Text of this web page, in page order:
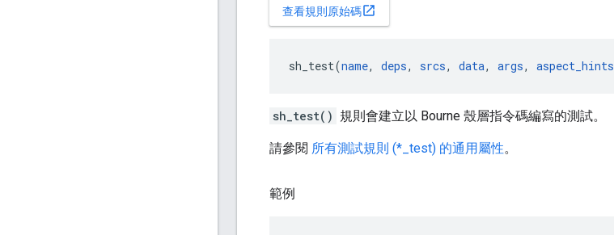
查看規則原始碼open_in_new
sh_test(name, deps, srcs, data, args, aspect_hints
sh_test() 規則會建立以 Bourne 殼層指令碼編寫的測試。
請參閱 所有測試規則 (*_test) 的通用屬性。
範例